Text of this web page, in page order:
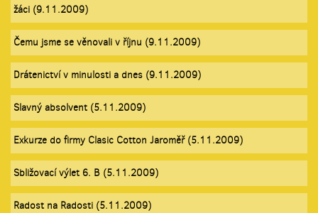
žáci (9.11.2009)
Čemu jsme se věnovali v říjnu (9.11.2009)
Drátenictví v minulosti a dnes (9.11.2009)
Slavný absolvent (5.11.2009)
Exkurze do firmy Clasic Cotton Jaroměř (5.11.2009)
Sbližovací výlet 6. B (5.11.2009)
Radost na Radosti (5.11.2009)